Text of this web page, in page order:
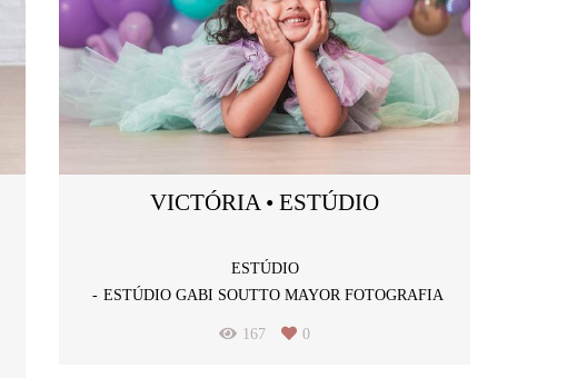
VICTÓRIA • ESTÚDIO
ESTÚDIO
ESTÚDIO GABI SOUTTO MAYOR FOTOGRAFIA
167 0